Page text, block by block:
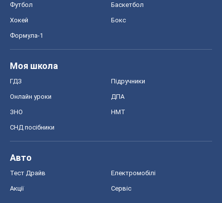
Футбол Баскетбол
Хокей Бокс
Формула-1
Моя школа
ГДЗ Підручники
Онлайн уроки ДПА
ЗНО НМТ
СНД посібники
Авто
Тест Драйв Електромобілі
Акції Сервіс